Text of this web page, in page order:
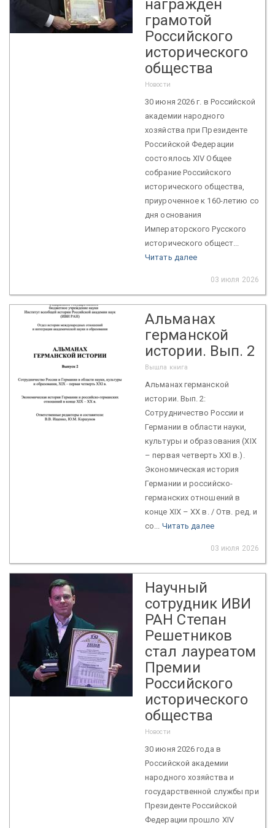
награжден
грамотой
Российского
исторического
общества
Новости
30 июня 2026 г. в Российской
академии народного
хозяйства при Президенте
Российской Федерации
состоялось XIV Общее
собрание Российского
исторического общества,
приуроченное к 160-летию со
дня основания
Императорского Русского
исторического общест...
Читать далее
03 июля 2026
Альманах
германской
истории. Вып. 2
Вышла книга
Альманах германской
истории. Вып. 2:
Сотрудничество России и
Германии в области науки,
культуры и образования (ХIХ
– первая четверть XXI в.).
Экономическая история
Германии и российско-
германских отношений в
конце XIX – ХХ в. / Отв. ред. и
со... Читать далее
03 июля 2026
Научный
сотрудник ИВИ
РАН Степан
Решетников
стал лауреатом
Премии
Российского
исторического
общества
Новости
30 июня 2026 года в
Российской академии
народного хозяйства и
государственной службы при
Президенте Российской
Федерации прошло XIV